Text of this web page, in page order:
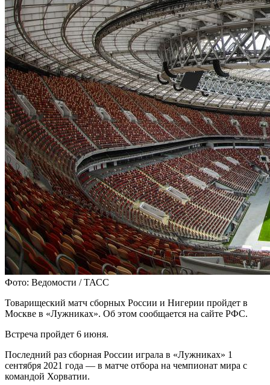
Фото: Ведомости / ТАСС
Товарищеский матч сборных России и Нигерии пройдет в
Москве в «Лужниках». Об этом сообщается на сайте РФС.
Встреча пройдет 6 июня.
Последний раз сборная России играла в «Лужниках» 1
сентября 2021 года — в матче отбора на чемпионат мира с
командой Хорватии.